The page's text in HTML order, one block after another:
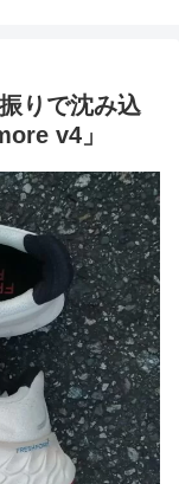
りで沈み込
v4」